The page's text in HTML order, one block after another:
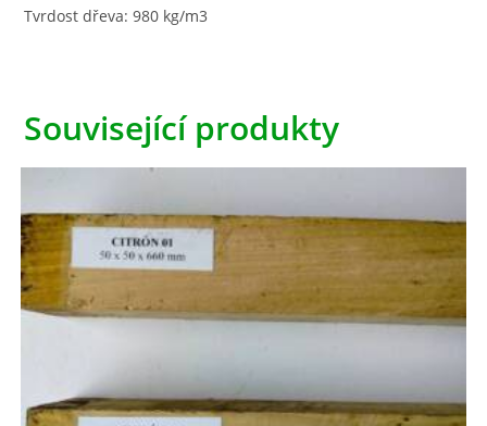
Tvrdost dřeva: 980 kg/m3
Související produkty